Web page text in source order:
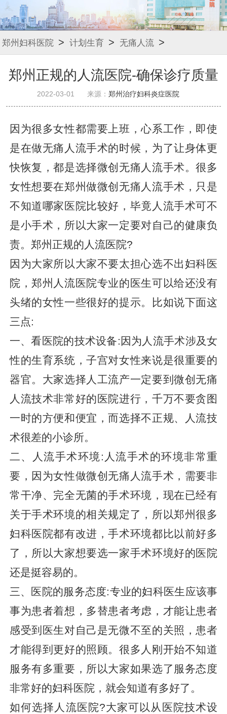
郑州妇科医院 > 计划生育 > 无痛人流 >
郑州正规的人流医院-确保诊疗质量
2022-03-01 来源： 郑州治疗妇科炎症医院
因为很多女性都需要上班，心系工作，即使
是在做无痛人流手术的时候，为了让身体更
快恢复，都是选择微创无痛人流手术。很多
女性想要在郑州做微创无痛人流手术，只是
不知道哪家医院比较好，毕竟人流手术可不
是小手术，所以大家一定要对自己的健康负
责。郑州正规的人流医院?
因为大家所以大家不要太担心选不出妇科医
院，郑州人流医院专业的医生可以给还没有
头绪的女性一些很好的提示。比如说下面这
三点:
一、看医院的技术设备:因为人流手术涉及女
性的生育系统，子宫对女性来说是很重要的
器官。大家选择人工流产一定要到微创无痛
人流技术非常好的医院进行，千万不要贪图
一时的方便和便宜，而选择不正规、人流技
术很差的小诊所。
二、人流手术环境:人流手术的环境非常重
要，因为女性做微创无痛人流手术，需要非
常干净、完全无菌的手术环境，现在已经有
关于手术环境的相关规定了，所以郑州很多
妇科医院都有改进，手术环境都比以前好多
了，所以大家想要选一家手术环境好的医院
还是挺容易的。
三、医院的服务态度:专业的妇科医生应该事
事为患者着想，多替患者考虑，才能让患者
感受到医生对自己是无微不至的关照，患者
才能得到更好的照顾。很多人刚开始不知道
服务有多重要，所以大家如果选了服务态度
非常好的妇科医院，就会知道有多好了。
如何选择人流医院?大家可以从医院技术设